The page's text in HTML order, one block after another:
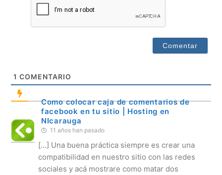
1 COMENTARIO
Como colocar caja de comentarios de
facebook en tu sitio | Hosting en
NIcarauga
11 años han pasado
[…] Una buena práctica siempre es crear una
compatibilidad en nuestro sitio con las redes
sociales y acá mostrare como matar dos